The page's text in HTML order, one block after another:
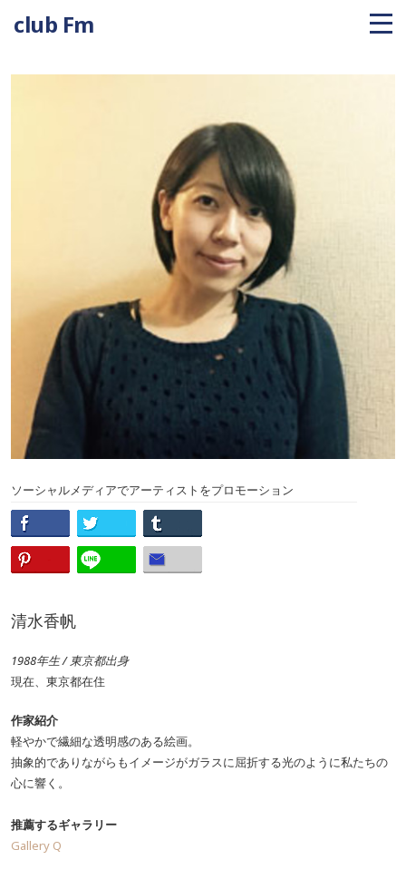
club Fm
ソーシャルメディアでアーティストをプロモーション
清水香帆
1988年生 / 東京都出身
現在、東京都在住
作家紹介
軽やかで繊細な透明感のある絵画。
抽象的でありながらもイメージがガラスに屈折する光のように私たちの
心に響く。
推薦するギャラリー
Gallery Q